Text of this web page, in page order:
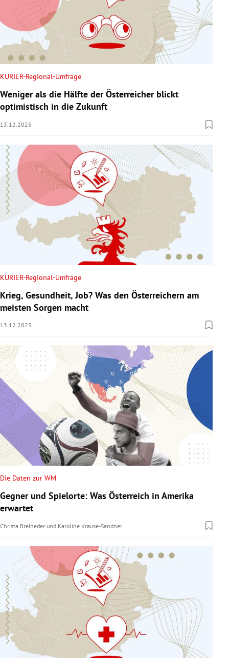
KURIER-Regional-Umfrage
Weniger als die Hälfte der Österreicher blickt
optimistisch in die Zukunft
13.12.2025
KURIER-Regional-Umfrage
Krieg, Gesundheit, Job? Was den Österreichern am
meisten Sorgen macht
13.12.2025
Die Daten zur WM
Gegner und Spielorte: Was Österreich in Amerika
erwartet
Christa Breineder und Karoline Krause-Sandner